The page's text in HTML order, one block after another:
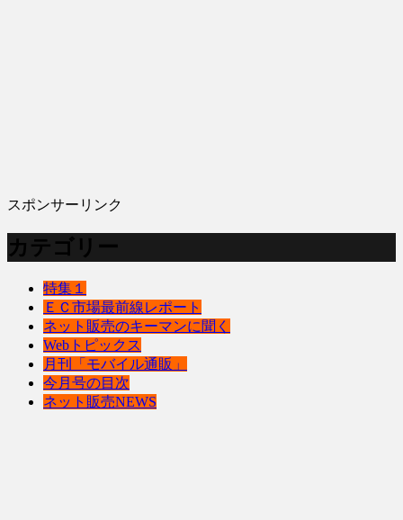
スポンサーリンク
カテゴリー
特集１
ＥＣ市場最前線レポート
ネット販売のキーマンに聞く
Webトピックス
月刊「モバイル通販」
今月号の目次
ネット販売NEWS